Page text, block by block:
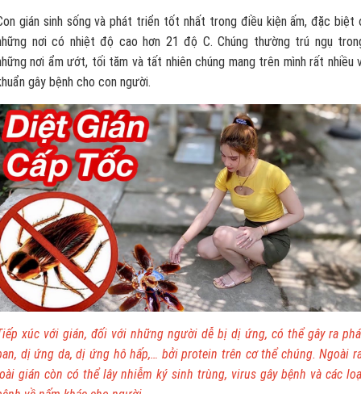
gián sinh sống và phát triển tốt nhất trong điều kiện ấm, đặc biệt
nơi có nhiệt độ cao hơn 21 độ C. Chúng thường trú ngụ
nơi ẩm ướt, tối tăm và tất nhiên chúng mang trên mình rất nhiều
gây bệnh cho con người.
xúc với gián, đối với những người dễ bị dị ứng, có thể gây ra
dị ứng da, dị ứng hô hấp,… bởi protein trên cơ thể chúng. Ngoài
gián còn có thể lây nhiễm ký sinh trùng, virus gây bệnh và các